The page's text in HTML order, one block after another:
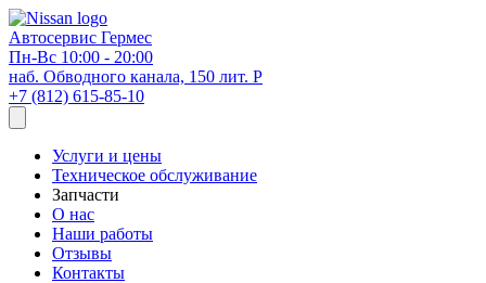
Автосервис Гермес
Пн-Вс 10:00 - 20:00
наб. Обводного канала, 150 лит. Р
+7 (812) 615-85-10
Услуги и цены
Техническое обслуживание
Запчасти
О нас
Наши работы
Отзывы
Контакты